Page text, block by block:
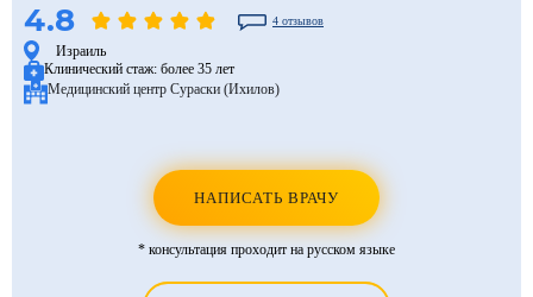
4.8 4 отзывов
Израиль
Клинический стаж: более 35 лет
Медицинский центр Сураски (Ихилов)
НАПИСАТЬ ВРАЧУ
* консультация проходит на русском языке